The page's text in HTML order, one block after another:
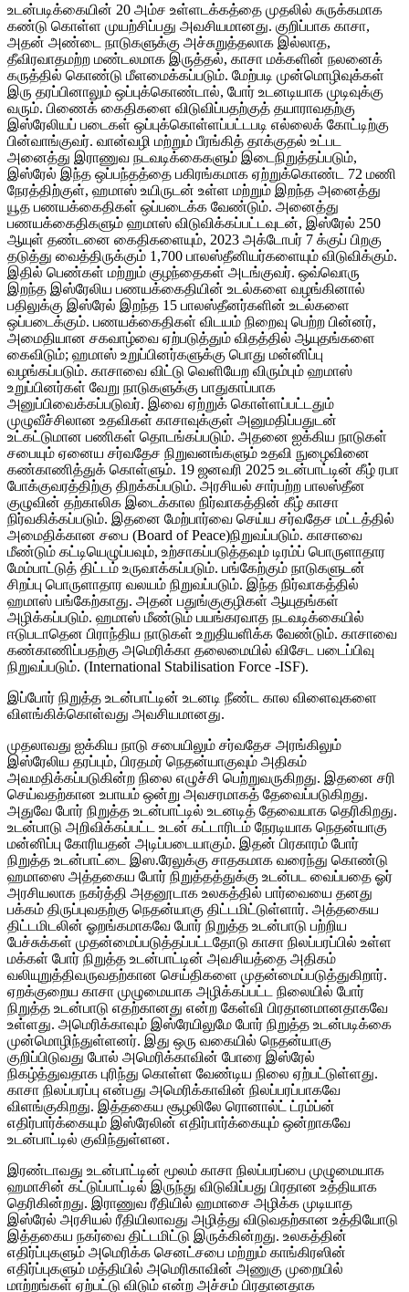
உடன்படிக்கையின் 20 அம்ச உள்ளடக்கத்தை முதலில் சுருக்கமாக
கண்டு கொள்ள முயற்சிப்பது அவசியமானது. குறிப்பாக காசா,
அதன் அண்டை நாடுகளுக்கு அச்சுறுத்தலாக இல்லாத,
தீவிரவாதமற்ற மண்டலமாக இருத்தல், காசா மக்களின் நலனைக்
கருத்தில் கொண்டு மீளமைக்கப்படும். மேற்படி முன்மொழிவுக்கள்
இரு தரப்பினாலும் ஒப்புக்கொண்டால், போர் உடனடியாக முடிவுக்கு
வரும். பிணைக் கைதிகளை விடுவிப்பதற்குத் தயாராவதற்கு
இஸ்ரேலியப் படைகள் ஒப்புக்கொள்ளப்பட்டபடி எல்லைக் கோட்டிற்கு
பின்வாங்குவர். வான்வழி மற்றும் பீரங்கித் தாக்குதல் உட்பட
அனைத்து இராணுவ நடவடிக்கைகளும் இடைநிறுத்தப்படும்,
இஸ்ரேல் இந்த ஒப்பந்தத்தை பகிரங்கமாக ஏற்றுக்கொண்ட 72 மணி
நேரத்திற்குள், ஹமாஸ் உயிருடன் உள்ள மற்றும் இறந்த அனைத்து
யூத பணயக்கைதிகள் ஒப்படைக்க வேண்டும். அனைத்து
பணயக்கைதிகளும் ஹமாஸ் விடுவிக்கப்பட்டவுடன், இஸ்ரேல் 250
ஆயுள் தண்டனை கைதிகளையும், 2023 அக்டோபர் 7 க்குப் பிறகு
தடுத்து வைத்திருக்கும் 1,700 பாலஸ்தீனியர்களையும் விடுவிக்கும்.
இதில் பெண்கள் மற்றும் குழந்தைகள் அடங்குவர். ஒவ்வொரு
இறந்த இஸ்ரேலிய பணயக்கைதியின் உடல்களை வழங்கினால்
பதிலுக்கு இஸ்ரேல் இறந்த 15 பாலஸ்தீனர்களின் உடல்களை
ஒப்படைக்கும். பணயக்கைதிகள் விடயம் நிறைவு பெற்ற பின்னர்,
அமைதியான சகவாழ்வை ஏற்படுத்தும் விதத்தில் ஆயுதங்களை
கைவிடும்; ஹமாஸ் உறுப்பினர்களுக்கு பொது மன்னிப்பு
வழங்கப்படும். காசாவை விட்டு வெளியேற விரும்பும் ஹமாஸ்
உறுப்பினர்கள் வேறு நாடுகளுக்கு பாதுகாப்பாக
அனுப்பிவைக்கப்படுவர். இவை ஏற்றுக் கொள்ளப்பட்டதும்
முழுவீச்சிலான உதவிகள் காசாவுக்குள் அனுமதிப்பதுடன்
உட்கட்டுமான பணிகள் தொடங்கப்படும். அதனை ஐக்கிய நாடுகள்
சபையும் ஏனைய சர்வதேச நிறுவனங்களும் உதவி நுழைவினை
கண்காணித்துக் கொள்ளும். 19 ஜனவரி 2025 உடன்பாட்டின் கீழ் ரபா
போக்குவரத்திற்கு திறக்கப்படும். அரசியல் சார்பற்ற பாலஸ்தீன
குழுவின் தற்காலிக இடைக்கால நிர்வாகத்தின் கீழ் காசா
நிர்வகிக்கப்படும். இதனை மேற்பார்வை செய்ய சர்வதேச மட்டத்தில்
அமைதிக்கான சபை (Board of Peace)நிறுவப்படும். காசாவை
மீண்டும் கட்டியெழுப்பவும், உற்சாகப்படுத்தவும் டிரம்ப் பொருளாதார
மேம்பாட்டுத் திட்டம் உருவாக்கப்படும். பங்கேற்கும் நாடுகளுடன்
சிறப்பு பொருளாதார வலயம் நிறுவப்படும். இந்த நிர்வாகத்தில்
ஹமாஸ் பங்கேற்காது. அதன் பதுங்குகுழிகள் ஆயுதங்கள்
அழிக்கப்படும். ஹமாஸ் மீண்டும் பயங்கரவாத நடவடிக்கையில்
ஈடுபடாதென பிராந்திய நாடுகள் உறுதியளிக்க வேண்டும். காசாவை
கண்காணிப்பதற்கு அமெரிக்கா தலைமையில் விசேட படைப்பிவு
நிறுவப்படும். (International Stabilisation Force -ISF).
இப்போர் நிறுத்த உடன்பாட்டின் உடனடி நீண்ட கால விளைவுகளை
விளங்கிக்கொள்வது அவசியமானது.
முதலாவது ஐக்கிய நாடு சபையிலும் சர்வதேச அரங்கிலும்
இஸ்ரேலிய தரப்பும், பிரதமர் நெதன்யாகுவும் அதிகம்
அவமதிக்கப்படுகின்ற நிலை எழுச்சி பெற்றுவருகிறது. இதனை சரி
செய்வதற்கான உபாயம் ஒன்று அவசரமாகத் தேவைப்படுகிறது.
அதுவே போர் நிறுத்த உடன்பாட்டில் உடனடித் தேவையாக தெரிகிறது.
உடன்பாடு அறிவிக்கப்பட்ட உடன் கட்டாரிடம் நேரடியாக நெதன்யாகு
மன்னிப்பு கோரியதன் அடிப்படையாகும். இதன் பிரகாரம் போர்
நிறுத்த உடன்பாட்டை இஸ.ரேலுக்கு சாதகமாக வரைந்து கொண்டு
ஹமாஸை அத்தகைய போர் நிறுத்தத்துக்கு உடன்பட வைப்பதை ஓர்
அரசியலாக நகர்த்தி அதனூடாக உலகத்தில் பார்வையை தனது
பக்கம் திருப்புவதற்கு நெதன்யாகு திட்டமிட்டுள்ளார். அத்தகைய
திட்டமிடலின் ஓறங்கமாகவே போர் நிறுத்த உடன்பாடு பற்றிய
பேச்சுக்கள் முதன்மைப்படுத்தப்பட்டதோடு காசா நிலப்பரப்பில் உள்ள
மக்கள் போர் நிறுத்த உடன்பாட்டின் அவசியத்தை அதிகம்
வலியுறுத்திவருவதற்கான செய்திகளை முதன்மைப்படுத்துகிறார்.
ஏறக்குறைய காசா முழுமையாக அழிக்கப்பட்ட நிலையில் போர்
நிறுத்த உடன்பாடு எதற்கானது என்ற கேள்வி பிரதானமானதாகவே
உள்ளது. அமெரிக்காவும் இஸ்ரேயிலுமே போர் நிறுத்த உடன்படிக்கை
முன்மொழிந்துள்ளனர். இது ஒரு வகையில் நெதன்யாகு
குறிப்பிடுவது போல் அமெரிக்காவின் போரை இஸ்ரேல்
நிகழ்த்துவதாக புரிந்து கொள்ள வேண்டிய நிலை ஏற்பட்டுள்ளது.
காசா நிலப்பரப்பு என்பது அமெரிக்காவின் நிலப்பரப்பாகவே
விளங்குகிறது. இத்தகைய சூழலிலே ரொனால்ட் ட்ரம்ப்ன்
எதிர்பார்க்கையும் இஸ்ரேலின் எதிர்பார்க்கையும் ஒன்றாகவே
உடன்பாட்டில் குவிந்துள்ளன.
இரண்டாவது உடன்பாட்டின் மூலம் காசா நிலப்பரப்பை முழுமையாக
ஹமாசின் கட்டுப்பாட்டில் இருந்து விடுவிப்பது பிரதான உத்தியாக
தெரிகின்றது. இராணுவ ரீதியில் ஹமாசை அழிக்க முடியாத
இஸ்ரேல் அரசியல் ரீதியிலாவது அழித்து விடுவதற்கான உத்தியோடு
இத்தகைய நகர்வை திட்டமிட்டு இருக்கின்றது. உலகத்தின்
எதிர்ப்புகளும் அமெரிக்க செனட்சபை மற்றும் காங்கிரஸின்
எதிர்ப்புகளும் மத்தியில் அமெரிகாவின் அணுகு முறையில்
மாற்றங்கள் ஏற்பட்டு விடும் என்ற அச்சம் பிரதானதாக